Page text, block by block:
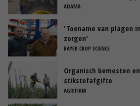
ADAMA
'Toename van plagen
zorgen'
BAYER CROP SCIENCE
Organisch bemesten
stikstofafgifte
AGRIFIRM